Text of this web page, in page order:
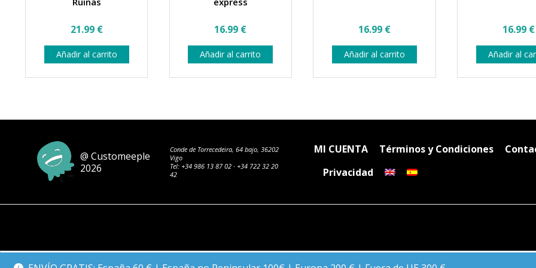
21.99 €
Añadir al carrito
16.99 €
Añadir al carrito
16.99 €
Añadir al carrito
16.99 €
Añadir al
@ Customeeple
2026
Conde de Torrecedeira, 64 bajo, 36202
Vigo
Tel: +34 986 13 87 02· +34 722 32 20
42
MI CUENTA Términos y Condiciones
Privacidad
English Español